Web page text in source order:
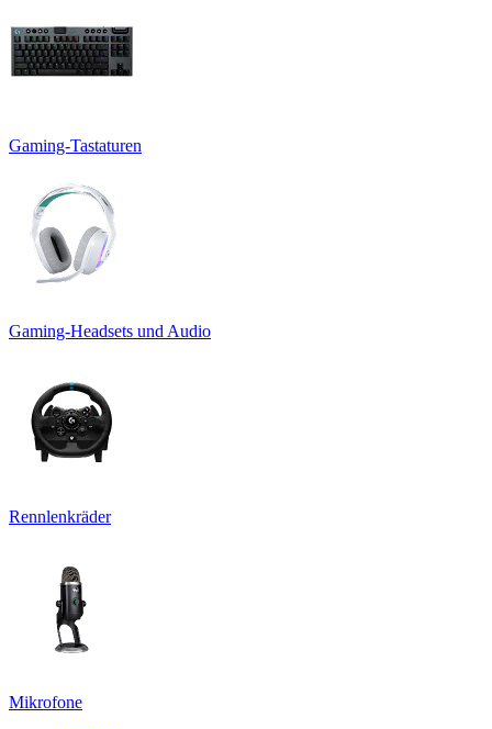
Gaming-Tastaturen
Gaming-Headsets und Audio
Rennlenkräder
Mikrofone